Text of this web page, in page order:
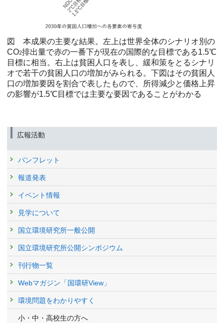
図 本成果の主要な結果。左上は世界全体のシナリオ別の
CO2排出量で赤の一番下が現在の国際的な目標である1.5℃
目標に相当。右上は貧困人口を表し、緩和策をとるシナリ
オで若干の貧困人口の増加がみられる。下図はその貧困人
口の増加要因を割合で表したもので、所得減少と価格上昇
の影響が1.5℃目標では主要な要因であることがわかる
広報活動
パンフレット
報道発表
イベント情報
見学について
国立環境研究所一般公開
国立環境研究所公開シンポジウム
刊行物一覧
Webマガジン「国環研View」
環境問題をわかりやすく
小・中・高校生の方へ